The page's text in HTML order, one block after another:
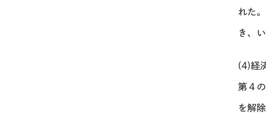
れた
き、
(4)経
第４
を解